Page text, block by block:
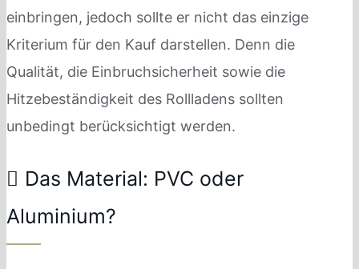
einbringen, jedoch sollte er nicht das einzige
Kriterium für den Kauf darstellen. Denn die
Qualität, die Einbruchsicherheit sowie die
Hitzebeständigkeit des Rollladens sollten
unbedingt berücksichtigt werden.
Das Material: PVC oder
Aluminium?